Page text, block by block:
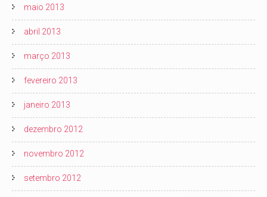
maio 2013
abril 2013
março 2013
fevereiro 2013
janeiro 2013
dezembro 2012
novembro 2012
setembro 2012